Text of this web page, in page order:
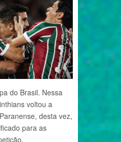
do Brasil. Nessa
voltou a
desta vez,
para as